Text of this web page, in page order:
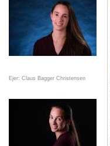
Ejer: Claus Bagger Christensen